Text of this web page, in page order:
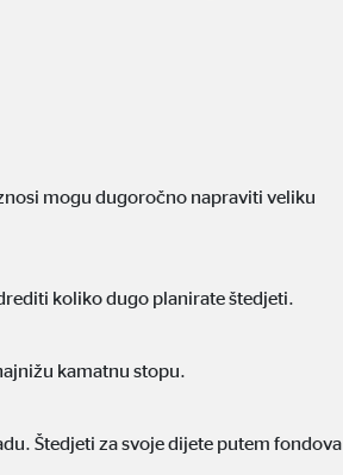
mogu dugoročno napraviti veliku
koliko dugo planirate štedjeti.
kamatnu stopu.
Štedjeti za svoje dijete putem fondova